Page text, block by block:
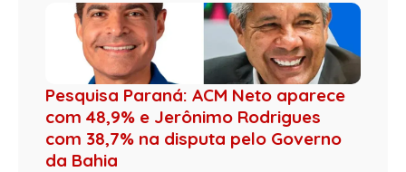
Pesquisa Paraná: ACM Neto aparece
com 48,9% e Jerônimo Rodrigues
com 38,7% na disputa pelo Governo
da Bahia